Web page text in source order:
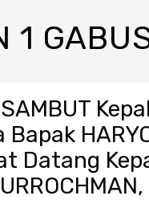
1
Bapak
Datang